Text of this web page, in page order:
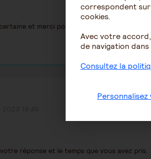
et merci pour cette question franche
réponse et le temps que vous avez pris.
correspondent
cookies.
Avec votre
de navigation
Consultez la
Personnalisez